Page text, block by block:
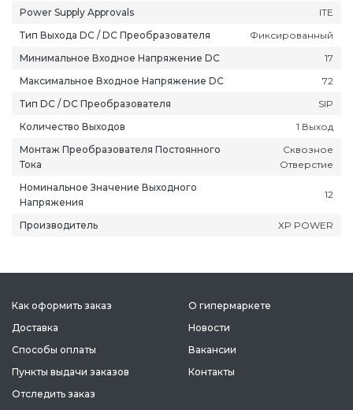
Power Supply Approvals
ITE
Тип Выхода DC / DC Преобразователя
Фиксированный
Минимальное Входное Напряжение DC
17
Максимальное Входное Напряжение DC
72
Тип DC / DC Преобразователя
SIP
Количество Выходов
1 Выход
Монтаж Преобразователя Постоянного
Тока
Сквозное
Отверстие
Номинальное Значение Выходного
Напряжения
12
Производитель XP POWER
Как оформить заказ
Доставка
Способы оплаты
Пункты выдачи заказов
Отследить заказ
О гипермаркете
Новости
Вакансии
Контакты
Липецк
Магас
Нижний Новгород
Новороссийск
Пенза
Пермь
Подольск